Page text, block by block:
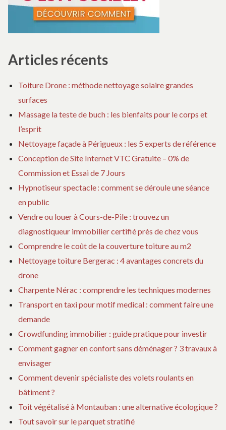
Articles récents
Toiture Drone : méthode nettoyage solaire grandes
surfaces
Massage la teste de buch : les bienfaits pour le corps et
l’esprit
Nettoyage façade à Périgueux : les 5 experts de référence
Conception de Site Internet VTC Gratuite – 0% de
Commission et Essai de 7 Jours
Hypnotiseur spectacle : comment se déroule une séance
en public
Vendre ou louer à Cours-de-Pile : trouvez un
diagnostiqueur immobilier certifié près de chez vous
Comprendre le coût de la couverture toiture au m2
Nettoyage toiture Bergerac : 4 avantages concrets du
drone
Charpente Nérac : comprendre les techniques modernes
Transport en taxi pour motif medical : comment faire une
demande
Crowdfunding immobilier : guide pratique pour investir
Comment gagner en confort sans déménager ? 3 travaux à
envisager
Comment devenir spécialiste des volets roulants en
bâtiment ?
Toit végétalisé à Montauban : une alternative écologique ?
Tout savoir sur le parquet stratifié